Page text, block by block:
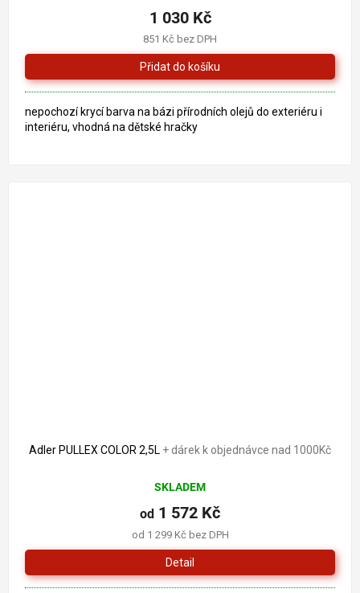
851 Kč bez DPH
1 030 Kč
nepochozí krycí barva na bázi přírodních olejů do exteriéru i
interiéru, vhodná na dětské hračky
Adler PULLEX COLOR 2,5L + dárek k objednávce nad 1000Kč
SKLADEM
od 1 299 Kč bez DPH
od 1 572 Kč
Detail